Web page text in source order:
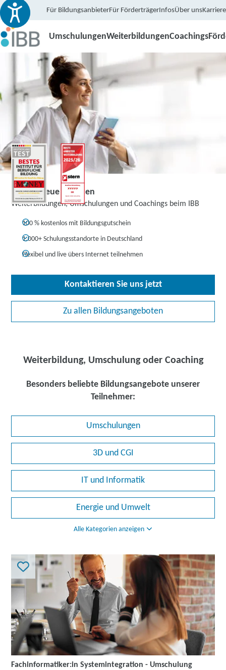
Für BildungsanbieterFür FörderträgerInfosÜber unsKarriere
UmschulungenWeiterbildungenCoachings
Zeit für neue Chancen
Weiterbildungen, Umschulungen und Coachings beim IBB
100 % kostenlos mit Bildungsgutschein
1.000+ Schulungsstandorte in Deutschland
Flexibel und live übers Internet teilnehmen
Kontaktieren Sie uns jetzt
Zu allen Bildungsangeboten
Weiterbildung, Umschulung oder Coaching
Besonders beliebte Bildungsangebote unserer
Teilnehmer:
Umschulungen
3D und CGI
IT und Informatik
Energie und Umwelt
Alle Kategorien anzeigen
Fachinformatiker:in Systemintegration - Umschulung